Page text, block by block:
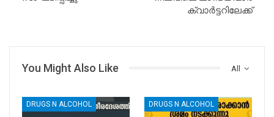
ക്വാർട്ടറിലേക്ക്
All
You Might Also Like
DRUGS N ALCOHOL DRUGS N ALCOHOL